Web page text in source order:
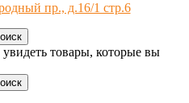
пр., д.16/1 стр.6
товары, которые вы